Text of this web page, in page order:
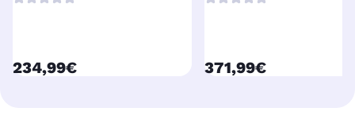
currentPrice
234,99€ currentPrice
371,99€